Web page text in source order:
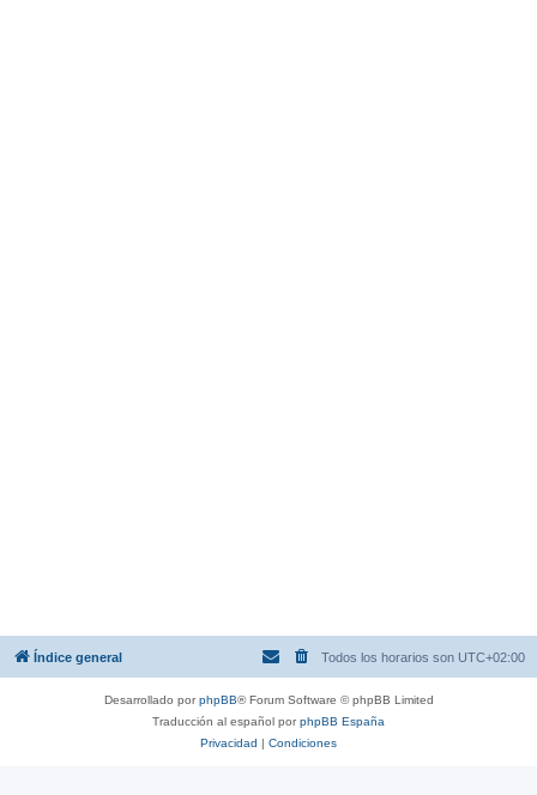
Índice general Todos los horarios son UTC+02:00
Desarrollado porphpBB® Forum Software © phpBB Limited
Traducción al español porphpBB España
Privacidad | Condiciones